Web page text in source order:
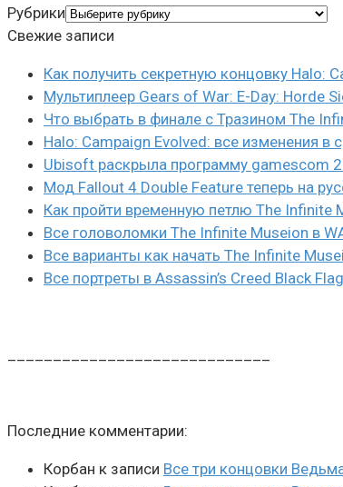
Рубрики
Свежие записи
Как получить секретную концовку Halo:
Мультиплеер Gears of War: E-Day: Horde
Что выбрать в финале с Тразином The
Halo: Campaign Evolved: все изменения в
Ubisoft раскрыла программу gamescom
Мод Fallout 4 Double Feature теперь на
Как пройти временную петлю The Infinite
Все головоломки The Infinite Museion в
Все варианты как начать The Infinite
Все портреты в Assassin’s Creed Black
Последние комментарии:
Корбан к записи Все три концовки